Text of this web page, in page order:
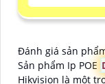
Đánh giá sản
Sản phẩm Ip POE
Hikvision là một